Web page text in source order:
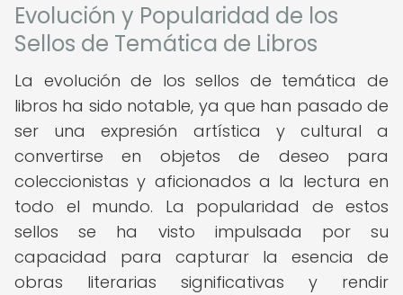
Evolución y Popularidad de los
Sellos de Temática de Libros
La evolución de los sellos de temática de
libros ha sido notable, ya que han pasado de
ser una expresión artística y cultural a
convertirse en objetos de deseo para
coleccionistas y aficionados a la lectura en
todo el mundo. La popularidad de estos
sellos se ha visto impulsada por su
capacidad para capturar la esencia de
obras literarias significativas y rendir